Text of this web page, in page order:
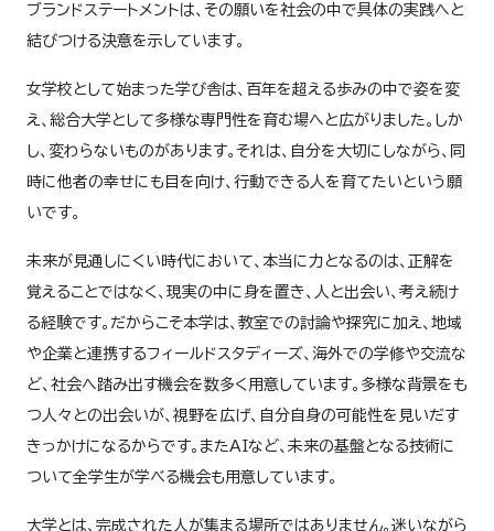
ブランドステートメントは、その願いを社会の中で具体の実践へと
結びつける決意を示しています。
女学校として始まった学び舎は、百年を超える歩みの中で姿を変
え、総合大学として多様な専門性を育む場へと広がりました。しか
し、変わらないものがあります。それは、自分を大切にしながら、同
時に他者の幸せにも目を向け、行動できる人を育てたいという願
いです。
未来が見通しにくい時代において、本当に力となるのは、正解を
覚えることではなく、現実の中に身を置き、人と出会い、考え続け
る経験です。だからこそ本学は、教室での討論や探究に加え、地域
や企業と連携するフィールドスタディーズ、海外での学修や交流な
ど、社会へ踏み出す機会を数多く用意しています。多様な背景をも
つ人々との出会いが、視野を広げ、自分自身の可能性を見いだす
きっかけになるからです。またAIなど、未来の基盤となる技術に
ついて全学生が学べる機会も用意しています。
大学とは、完成された人が集まる場所ではありません。迷いながら
公的研究費の適正使用
個人情報保護方針
学校法人武蔵野大学GDPRプライバシーポリシー
財産目録等の閲覧について
内部質保証の方針及び手続き
自己点検・評価
教学IR活動
授業評価
第三者評価